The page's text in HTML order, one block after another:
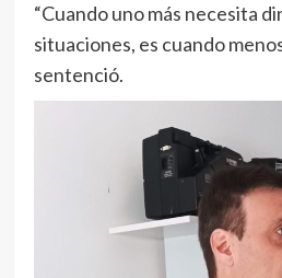
“Cuando uno más necesita
situaciones, es cuando
sentenció.